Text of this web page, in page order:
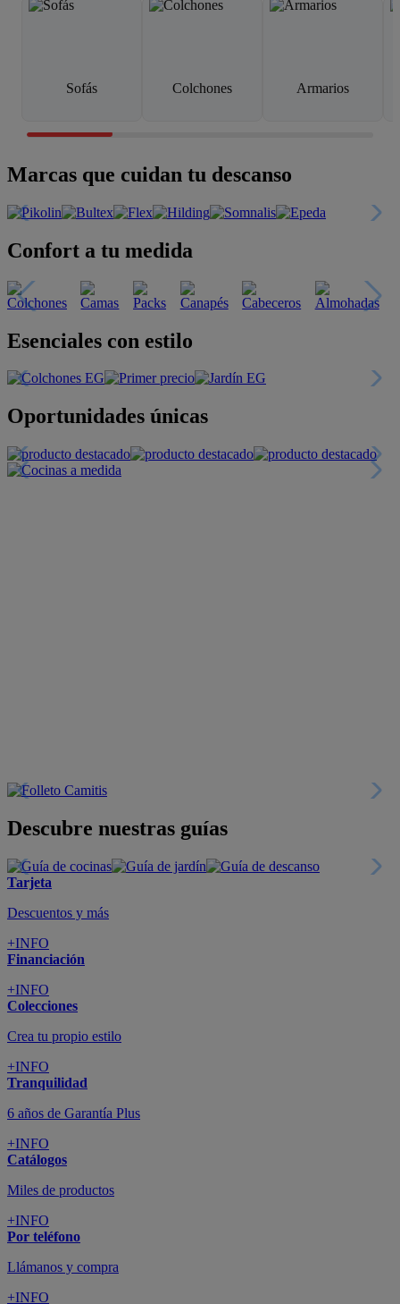
Sofás Colchones Armarios
Marcas que cuidan tu descanso
Confort a tu medida
Esenciales con estilo
Oportunidades únicas
Descubre nuestras guías
Tarjeta
Descuentos y más
+INFO
Financiación
+INFO
Colecciones
Crea tu propio estilo
+INFO
Tranquilidad
6 años de Garantía Plus
+INFO
Catálogos
Miles de productos
+INFO
Por teléfono
Llámanos y compra
+INFO